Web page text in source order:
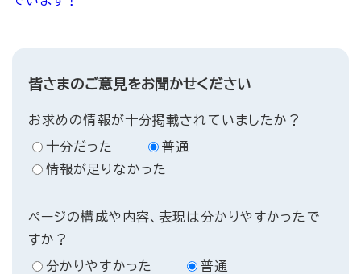
皆さまのご意見をお聞かせください
お求めの情報が十分掲載されていましたか？
十分だった
普通
情報が足りなかった
ページの構成や内容、表現は分かりやすかったで
すか？
分かりやすかった
普通